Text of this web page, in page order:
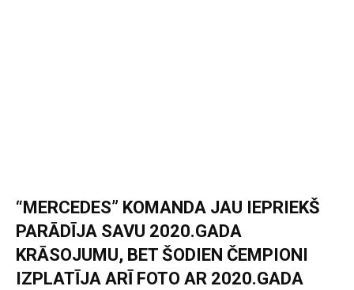
“MERCEDES” KOMANDA JAU IEPRIEKŠ
PARĀDĪJA SAVU 2020.GADA
KRĀSOJUMU, BET ŠODIEN ČEMPIONI
IZPLATĪJA ARĪ FOTO AR 2020.GADA